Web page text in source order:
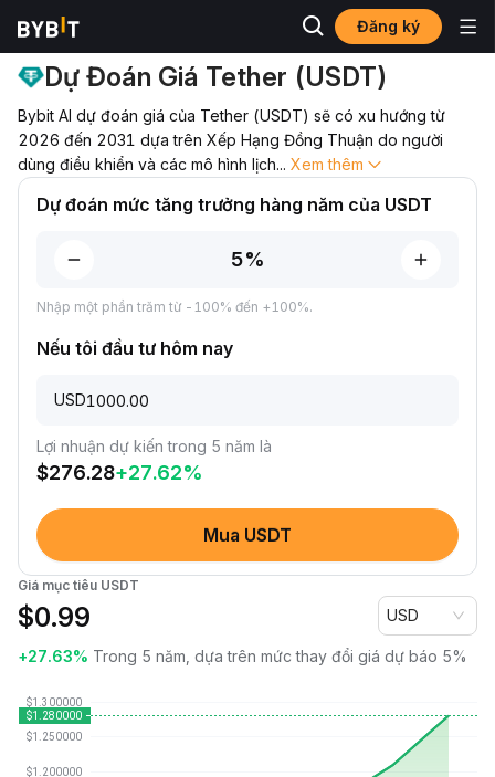
Đăng ký
Dự Đoán Giá
Dự Đoán Giá Tether (USDT)
Bybit AI dự đoán giá của Tether (USDT) sẽ có xu hướng từ
2026 đến 2031 dựa trên Xếp Hạng Đồng Thuận do người
dùng điều khiển và các mô hình lịch... Xem thêm
Dự đoán mức tăng trưởng hàng năm của USDT
Nhập một phần trăm từ -100% đến +100%.
Nếu tôi đầu tư hôm nay
USD
Lợi nhuận dự kiến trong 5 năm là
$276.28+27.62%
Mua USDT
Giá mục tiêu USDT
$0.99 USD
+27.63% Trong 5 năm, dựa trên mức thay đổi giá dự báo 5%